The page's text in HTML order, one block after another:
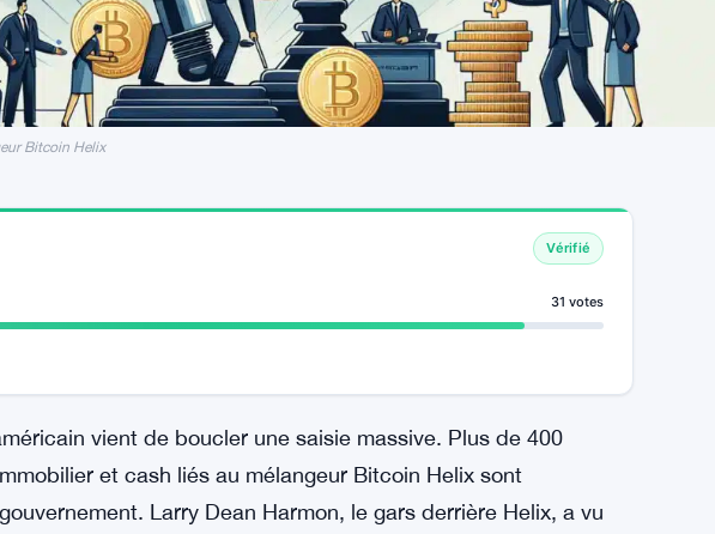
Bitcoin Helix
Vérifié
31 votes
vient de boucler une saisie massive. Plus de 400
et cash liés au mélangeur Bitcoin Helix sont
Larry Dean Harmon, le gars derrière Helix, a vu